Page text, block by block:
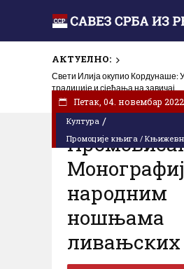
АКТУЕЛНО:
Свети Илија окупио Кордунаше:
традиције и сјећања на завичај
Култура /
Промоције књига /
Петак, 04. новембар 2022.
народним
ношњама
ливањских